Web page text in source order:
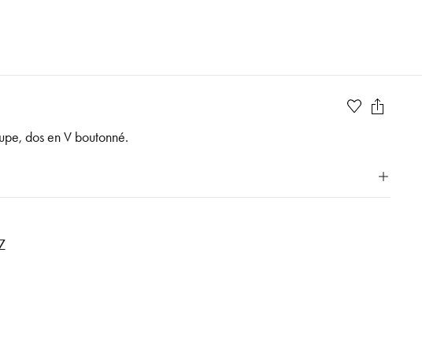
dos en V boutonné.